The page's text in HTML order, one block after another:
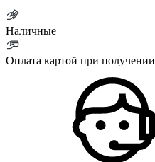
Наличные
Оплата картой при получении